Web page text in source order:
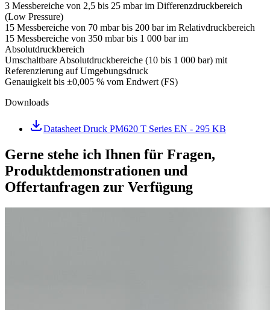
3 Messbereiche von 2,5 bis 25 mbar im Differenzdruckbereich
(Low Pressure)
15 Messbereiche von 70 mbar bis 200 bar im Relativdruckbereich
15 Messbereiche von 350 mbar bis 1 000 bar im
Absolutdruckbereich
Umschaltbare Absolutdruckbereiche (10 bis 1 000 bar) mit
Referenzierung auf Umgebungsdruck
Genauigkeit bis ±0,005 % vom Endwert (FS)
Downloads
Datasheet Druck PM620 T Series EN - 295 KB
Gerne stehe ich Ihnen für Fragen,
Produktdemonstrationen und
Offertanfragen zur Verfügung